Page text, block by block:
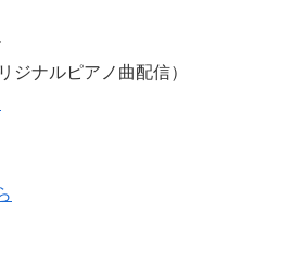
ジナルピアノ曲配信）